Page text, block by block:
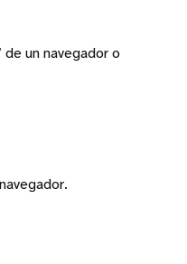
de un navegador o